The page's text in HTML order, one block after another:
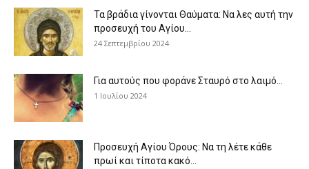
Τα βράδια γίνονται Θαύματα: Να λες αυτή την
προσευχή του Αγίου...
24 Σεπτεμβρίου 2024
Για αυτούς που φοράνε Σταυρό στο λαιμό…
1 Ιουλίου 2024
Προσευχή Αγίου Όρους: Να τη λέτε κάθε
πρωί και τίποτα κακό...